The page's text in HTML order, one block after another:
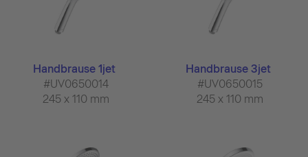
Handbrause 1jet
#UV0650014
245 x 110 mm
Handbrause 3jet
#UV0650015
245 x 110 mm